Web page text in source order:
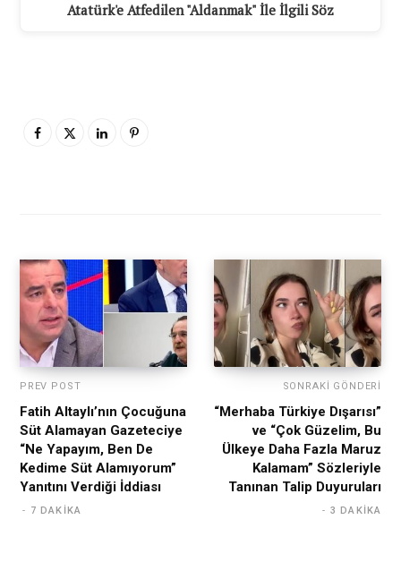
Atatürk'e Atfedilen "Aldanmak" İle İlgili Söz
PREV POST
Fatih Altaylı’nın Çocuğuna
Süt Alamayan Gazeteciye
“Ne Yapayım, Ben De
Kedime Süt Alamıyorum”
Yanıtını Verdiği İddiası
7 DAKIKA
SONRAKI GÖNDERI
“Merhaba Türkiye Dışarısı”
ve “Çok Güzelim, Bu
Ülkeye Daha Fazla Maruz
Kalamam” Sözleriyle
Tanınan Talip Duyuruları
3 DAKIKA